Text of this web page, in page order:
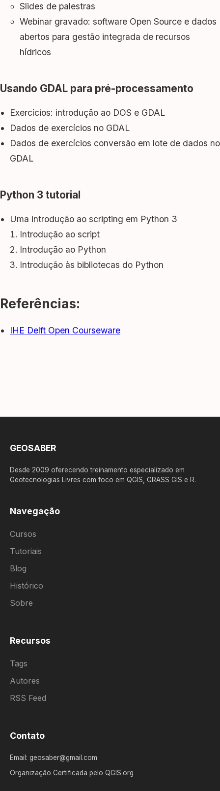
Slides de palestras
Webinar gravado: software Open Source e dados
abertos para gestão integrada de recursos
hídricos
Usando GDAL para pré-processamento
Exercícios: introdução ao DOS e GDAL
Dados de exercícios no GDAL
Dados de exercícios conversão em lote de dados no
GDAL
Python 3 tutorial
Uma introdução ao scripting em Python 3
Introdução ao script
Introdução ao Python
Introdução às bibliotecas do Python
Referências:
IHE Delft Open Courseware
GEOSABER
Desde 2009 oferecendo treinamento especializado em
Geotecnologias Livres com foco em QGIS, GRASS GIS e R.
Navegação
Cursos
Tutoriais
Blog
Histórico
Sobre
Recursos
Tags
Autores
RSS Feed
Contato
Email: geosaber@gmail.com
Organização Certificada pelo QGIS.org